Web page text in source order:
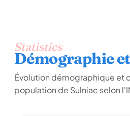
Statistics
Démographie
Évolution démographique et
population de Sulniac selon